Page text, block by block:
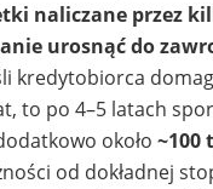
naliczane przez
urosnąć do
kredytobiorca
to po 4–5 latach
około ~100
od dokładnej